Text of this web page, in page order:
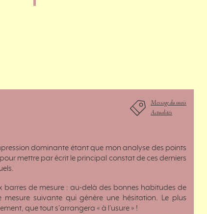
Message du mois
Actualités
dominante étant que mon analyse des points
mettre par écrit le principal constat de ces derniers
barres de mesure : au-delà des bonnes habitudes de
suivante qui génère une hésitation. Le plus
que tout s’arrangera « à l’usure » !